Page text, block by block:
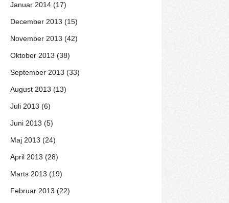
Januar 2014 (17)
December 2013 (15)
November 2013 (42)
Oktober 2013 (38)
September 2013 (33)
August 2013 (13)
Juli 2013 (6)
Juni 2013 (5)
Maj 2013 (24)
April 2013 (28)
Marts 2013 (19)
Februar 2013 (22)